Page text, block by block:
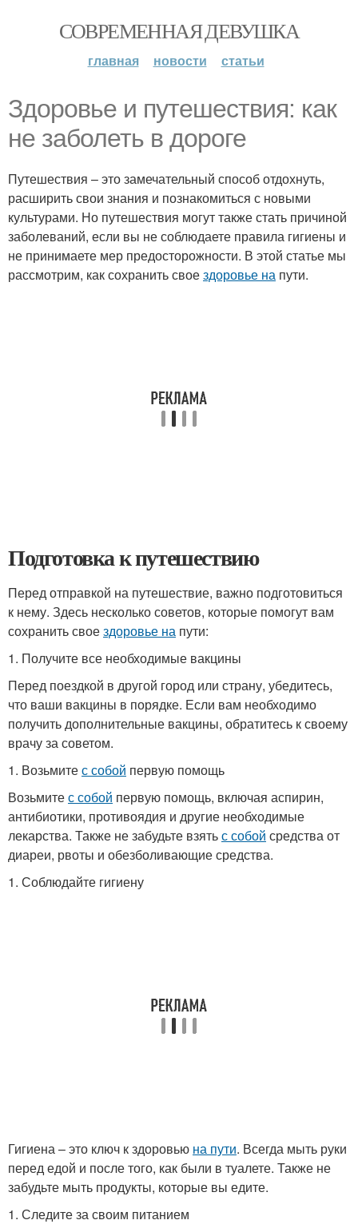
СОВРЕМЕННАЯ ДЕВУШКА
главная новости статьи
Здоровье и путешествия: как
не заболеть в дороге
Путешествия – это замечательный способ отдохнуть,
расширить свои знания и познакомиться с новыми
культурами. Но путешествия могут также стать причиной
заболеваний, если вы не соблюдаете правила гигиены и
не принимаете мер предосторожности. В этой статье мы
рассмотрим, как сохранить своездоровье на пути.
Подготовка к путешествию
Перед отправкой на путешествие, важно подготовиться
к нему. Здесь несколько советов, которые помогут вам
сохранить своездоровье на пути:
1. Получите все необходимые вакцины
Перед поездкой в другой город или страну, убедитесь,
что ваши вакцины в порядке. Если вам необходимо
получить дополнительные вакцины, обратитесь к своему
врачу за советом.
1. Возьмитес собой первую помощь
Возьмитес собой первую помощь, включая аспирин,
антибиотики, противоядия и другие необходимые
лекарства. Также не забудьте взятьс собой средства от
диареи, рвоты и обезболивающие средства.
1. Соблюдайте гигиену
Гигиена – это ключ к здоровью на пути. Всегда мыть руки
перед едой и после того, как были в туалете. Также не
забудьте мыть продукты, которые вы едите.
1. Следите за своим питанием